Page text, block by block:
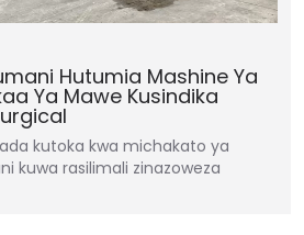
Hutumia Mashine Ya
Ya Mawe Kusindika
kutoka kwa michakato ya
kuwa rasilimali zinazoweza